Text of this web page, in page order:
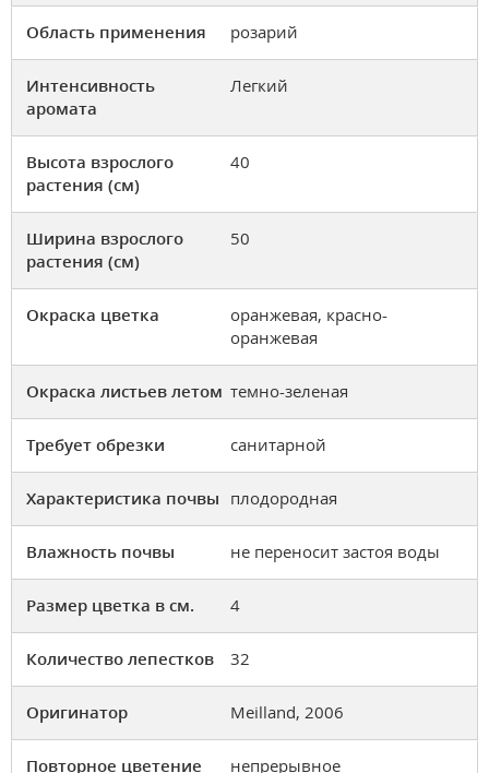
Область применения розарий
Интенсивность
аромата
Легкий
Высота взрослого
растения (см)
40
Ширина взрослого
растения (см)
50
Окраска цветка
оранжевая, красно-
оранжевая
Окраска листьев летом темно-зеленая
Требует обрезки санитарной
Характеристика почвы плодородная
Влажность почвы не переносит застоя воды
Размер цветка в см. 4
Количество лепестков 32
Оригинатор Meilland, 2006
Повторное цветение непрерывное